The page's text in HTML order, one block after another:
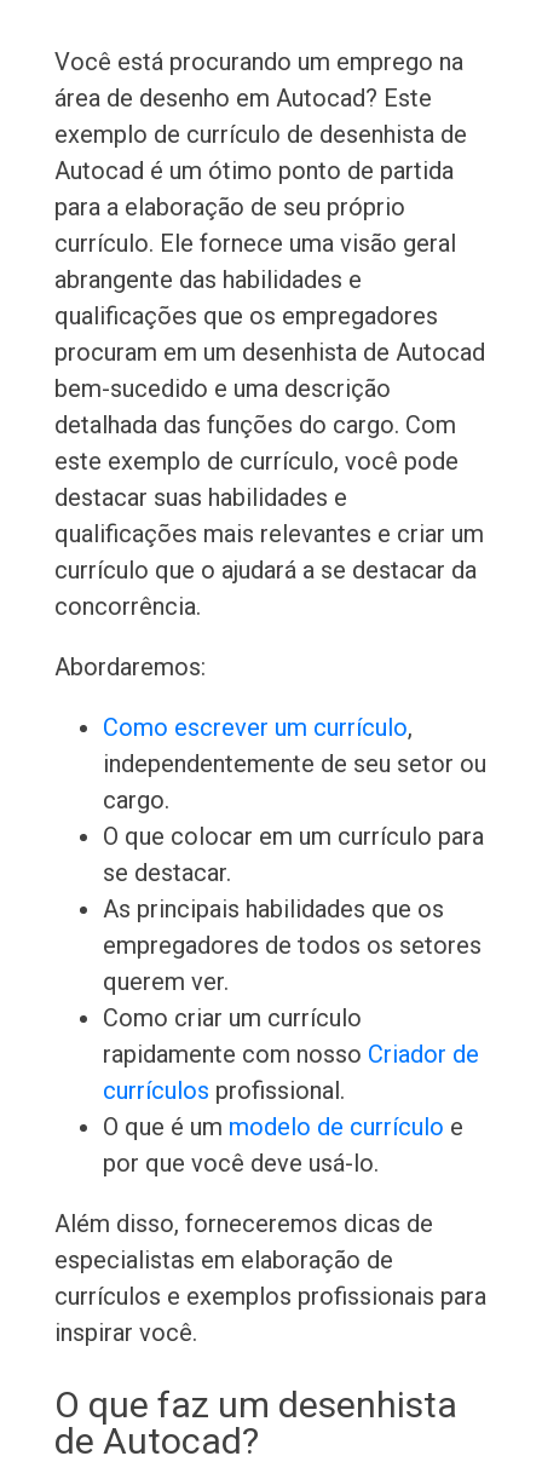
Você está procurando um emprego na
área de desenho em Autocad? Este
exemplo de currículo de desenhista de
Autocad é um ótimo ponto de partida
para a elaboração de seu próprio
currículo. Ele fornece uma visão geral
abrangente das habilidades e
qualificações que os empregadores
procuram em um desenhista de Autocad
bem-sucedido e uma descrição
detalhada das funções do cargo. Com
este exemplo de currículo, você pode
destacar suas habilidades e
qualificações mais relevantes e criar um
currículo que o ajudará a se destacar da
concorrência.
Abordaremos:
Como escrever um currículo,
independentemente de seu setor ou
cargo.
O que colocar em um currículo para
se destacar.
As principais habilidades que os
empregadores de todos os setores
querem ver.
Como criar um currículo
rapidamente com nosso Criador de
currículos profissional.
O que é um modelo de currículo e
por que você deve usá-lo.
Além disso, forneceremos dicas de
especialistas em elaboração de
currículos e exemplos profissionais para
inspirar você.
O que faz um desenhista
de Autocad?